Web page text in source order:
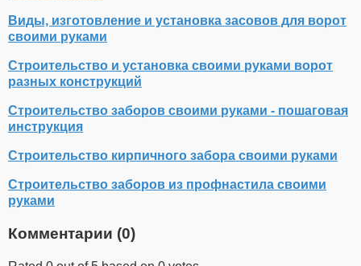
Виды, изготовление и установка засовов для ворот
своими руками
Строительство и установка своими руками ворот
разных конструкций
Строительство заборов своими руками - пошаговая
инструкция
Строительство кирпичного забора своими руками
Строительство заборов из профнастила своими
руками
Комментарии (0)